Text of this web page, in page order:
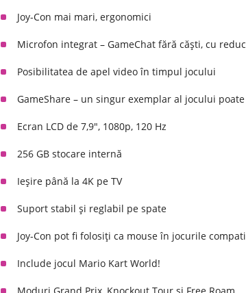
Joy-Con mai mari, ergonomici
Microfon integrat – GameChat fără căști, cu
Posibilitatea de apel video în timpul jocului
GameShare – un singur exemplar al jocului
Ecran LCD de 7,9", 1080p, 120 Hz
256 GB stocare internă
Ieșire până la 4K pe TV
Suport stabil și reglabil pe spate
Joy-Con pot fi folosiți ca mouse în jocurile
Include jocul Mario Kart World!